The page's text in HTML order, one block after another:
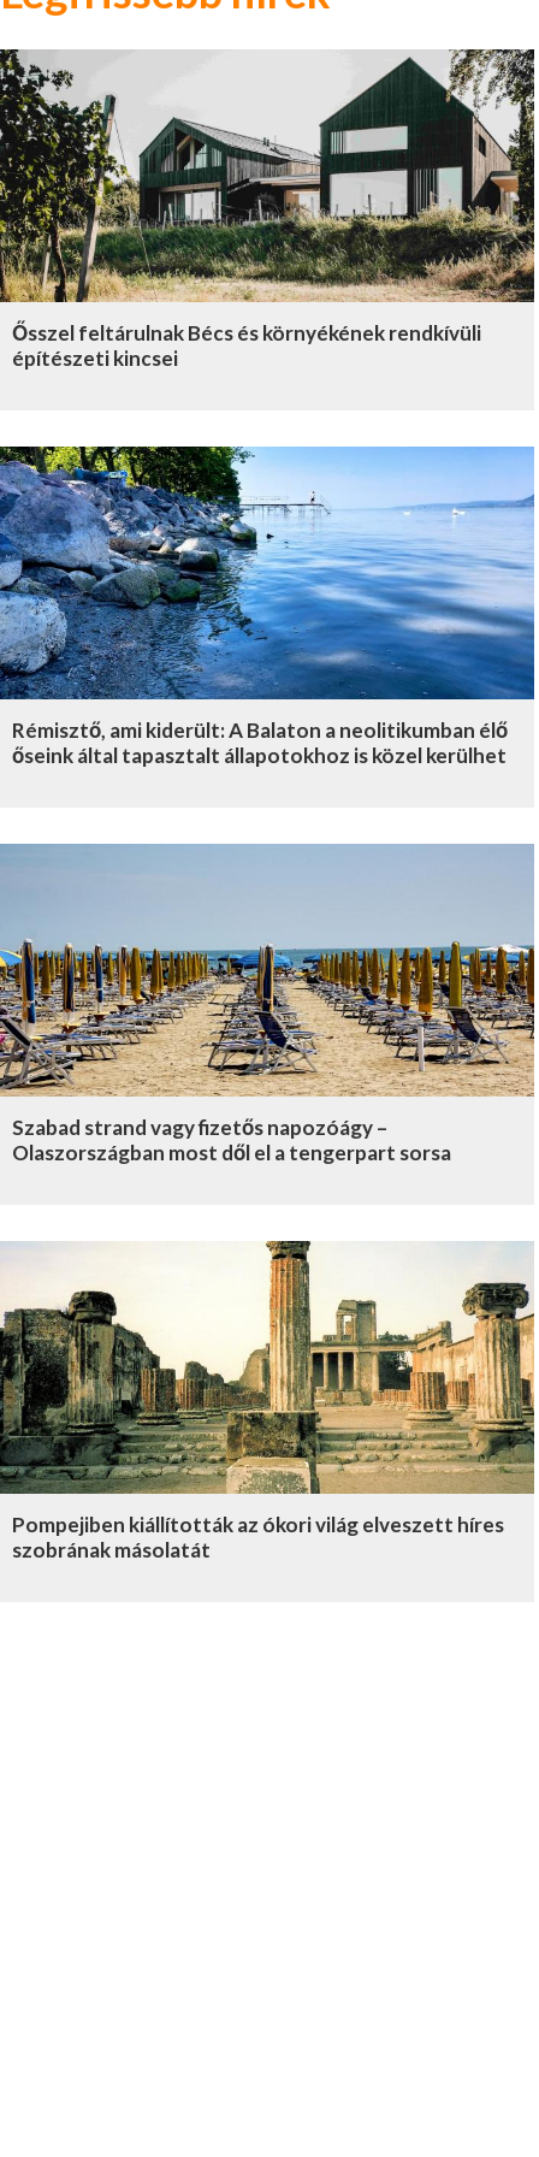
Ősszel feltárulnak Bécs és környékének rendkívüli
építészeti kincsei
Rémisztő, ami kiderült: A Balaton a neolitikumban élő
őseink által tapasztalt állapotokhoz is közel kerülhet
Szabad strand vagy fizetős napozóágy –
Olaszországban most dől el a tengerpart sorsa
Pompejiben kiállították az ókori világ elveszett híres
szobrának másolatát